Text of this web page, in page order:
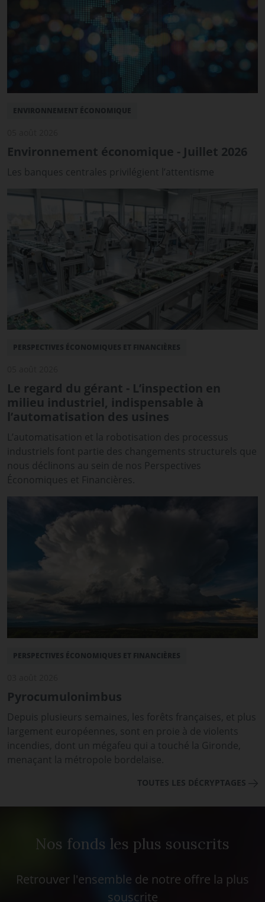
ENVIRONNEMENT ÉCONOMIQUE
Environnement économique - Juillet 2026
Les banques centrales privilégient l’attentisme
PERSPECTIVES ÉCONOMIQUES ET FINANCIÈRES
Le regard du gérant - L’inspection en
milieu industriel, indispensable à
l’automatisation des usines
L’automatisation et la robotisation des processus
industriels font partie des changements structurels que
nous déclinons au sein de nos Perspectives
Économiques et Financières.
PERSPECTIVES ÉCONOMIQUES ET FINANCIÈRES
Pyrocumulonimbus
Depuis plusieurs semaines, les forêts françaises, et plus
largement européennes, sont en proie à de violents
incendies, dont un mégafeu qui a touché la Gironde,
menaçant la métropole bordelaise.
TOUTES LES DÉCRYPTAGES
Nos fonds les plus souscrits
Retrouver l'ensemble de notre offre la plus
souscrite